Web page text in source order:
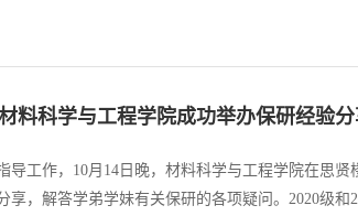
佩戴党徽，集中收看党的二十大开幕会盛况，认真
科学与工程学院成功举办保研经验分
导工作，10月14日晚，材料科学与工程学院在思
享，解答学弟学妹有关保研的各项疑问。2020级